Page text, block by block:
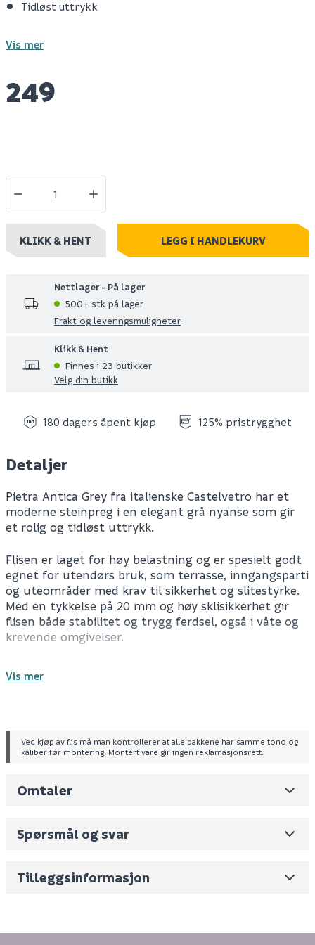
Tidløst uttrykk
Vis mer
249
KLIKK & HENT LEGG I HANDLEKURV
Nettlager - På lager
500+ stk på lager
Frakt og leveringsmuligheter
Klikk & Hent
Finnes i 23 butikker
Velg din butikk
180 dagers åpent kjøp 125% pristrygghet
Detaljer
Pietra Antica Grey fra italienske Castelvetro har et
moderne steinpreg i en elegant grå nyanse som gir
et rolig og tidløst uttrykk.
Flisen er laget for høy belastning og er spesielt godt
egnet for utendørs bruk, som terrasse, inngangsparti
og uteområder med krav til sikkerhet og slitestyrke.
Med en tykkelse på 20 mm og høy sklisikkerhet gir
flisen både stabilitet og trygg ferdsel, også i våte og
krevende omgivelser.
Spesifikasjoner
Type: porcellanatoflis
Tekniske spesifikasjoner
Nominell tykkelse: 20 mm
Mål: 60 x 60 cm
Vis mer
Ved kjøp av flis må man kontrollerer at alle pakkene har samme tono og
kaliber før montering. Montert vare gir ingen reklamasjonsrett.
Omtaler
Spørsmål og svar
Tilleggsinformasjon
Leverandørens varenummer 02XPA60R4
Volum 7.128 (dm3 per salgsforpakning)